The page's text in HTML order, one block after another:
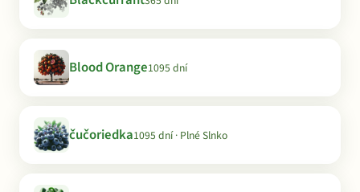
Blood Orange1095 dní
čučoriedka1095 dní · Plné Slnko